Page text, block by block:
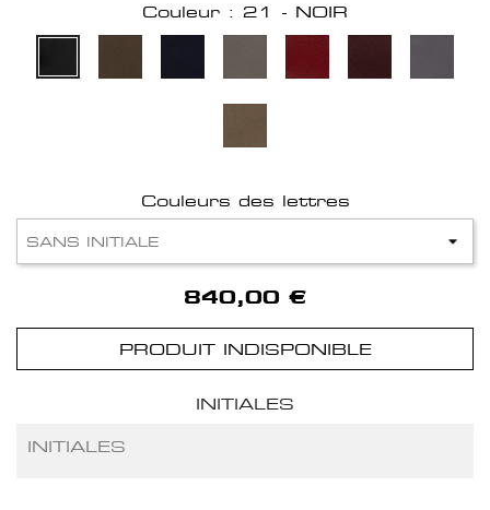
Couleur : 21 - NOIR
Couleurs des lettres
840,00 €
PRODUIT INDISPONIBLE
INITIALES